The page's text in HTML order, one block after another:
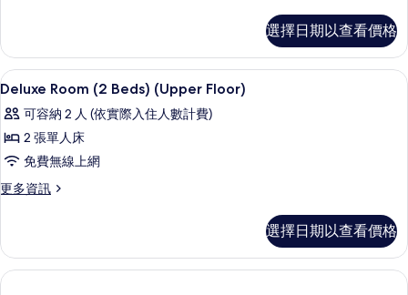
有
相
片
ROOM
HIGHFLOOR
的
情
選擇日期以查看價格
顯
示
Deluxe
Room
(2
Beds)
的
所
迷你吧、客房內保險箱、書桌、遮光
8
Deluxe Room (2 Beds) (Upper Floor)
可容納 2 人 (依實際入住人數計費)
2 張單人床
免費無線上網
更多資訊
更
(2
Beds)
(Upper
選擇日期以查看價格